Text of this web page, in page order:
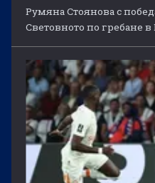
Румяна Стоянова с
Световното по гребане